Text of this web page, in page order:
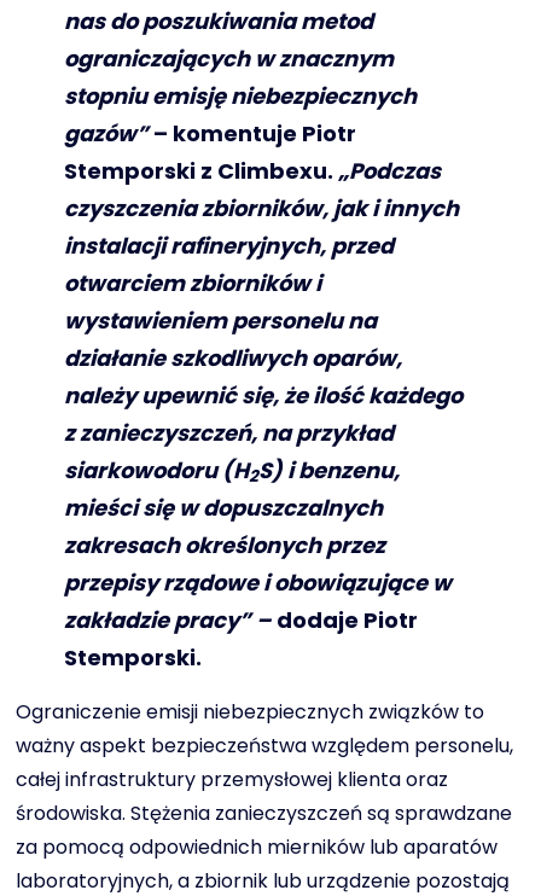
nas do poszukiwania metod
ograniczających w znacznym
stopniu emisję niebezpiecznych
gazów”– komentuje Piotr
Stemporski z Climbexu.„Podczas
czyszczenia zbiorników, jak i innych
instalacji rafineryjnych, przed
otwarciem zbiorników i
wystawieniem personelu na
działanie szkodliwych oparów,
należy upewnić się, że ilość każdego
z zanieczyszczeń, na przykład
siarkowodoru (H2S) i benzenu,
mieści się w dopuszczalnych
zakresach określonych przez
przepisy rządowe i obowiązujące w
zakładzie pracy” – dodaje Piotr
Stemporski.
Ograniczenie emisji niebezpiecznych związków to
ważny aspekt bezpieczeństwa względem personelu,
całej infrastruktury przemysłowej klienta oraz
środowiska. Stężenia zanieczyszczeń są sprawdzane
za pomocą odpowiednich mierników lub aparatów
laboratoryjnych, a zbiornik lub urządzenie pozostają